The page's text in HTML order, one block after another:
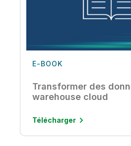
E-BOOK
Transformer des
warehouse cloud
Télécharger